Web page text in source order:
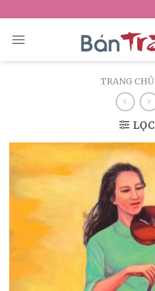
to
content
TRANG CHỦ
LỌC